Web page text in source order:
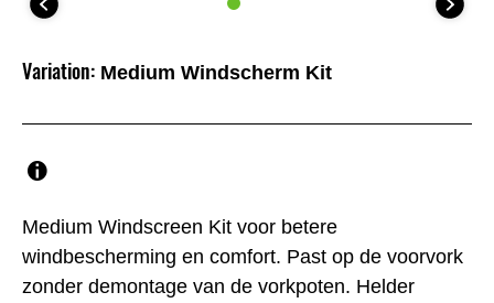
Medium Windscreen Kit voor betere
windbescherming en comfort. Past op de voorvork
zonder demontage van de vorkpoten. Helder
Variation: Medium Windscherm Kit